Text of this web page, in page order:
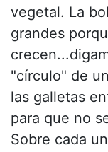
vegetal. La
grandes
"círculo" de
las galletas
para que no
Sobre cada